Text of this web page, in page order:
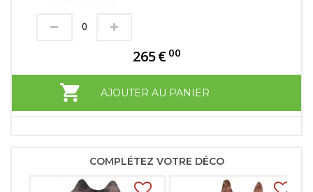
265€ 00
AJOUTER AU PANIER
COMPLÉTEZ VOTRE DÉCO